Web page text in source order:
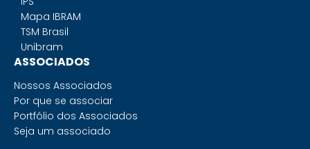
Mapa IBRAM
TSM Brasil
Unibram
ASSOCIADOS
Nossos Associados
Por que se associar
Portfólio dos Associados
Seja um associado